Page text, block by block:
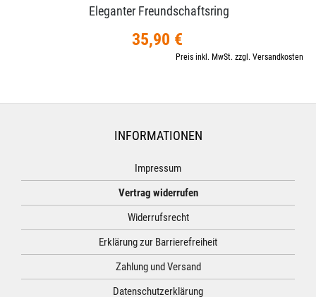
Eleganter Freundschaftsring
35,90 €
Preis inkl. MwSt. zzgl. Versandkosten
INFORMATIONEN
Impressum
Vertrag widerrufen
Widerrufsrecht
Erklärung zur Barrierefreiheit
Zahlung und Versand
Datenschutzerklärung